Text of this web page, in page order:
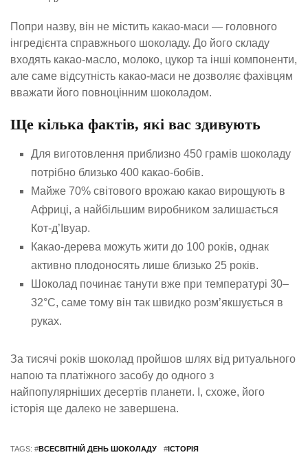
Попри назву, він не містить какао-маси — головного
інгредієнта справжнього шоколаду. До його складу
входять какао-масло, молоко, цукор та інші компоненти,
але саме відсутність какао-маси не дозволяє фахівцям
вважати його повноцінним шоколадом.
Ще кілька фактів, які вас здивують
Для виготовлення приблизно 450 грамів шоколаду
потрібно близько 400 какао-бобів.
Майже 70% світового врожаю какао вирощують в
Африці, а найбільшим виробником залишається
Кот-д’Івуар.
Какао-дерева можуть жити до 100 років, однак
активно плодоносять лише близько 25 років.
Шоколад починає танути вже при температурі 30–
32°C, саме тому він так швидко розм’якшується в
руках.
За тисячі років шоколад пройшов шлях від ритуального
напою та платіжного засобу до одного з
найпопулярніших десертів планети. І, схоже, його
історія ще далеко не завершена.
TAGS: #ВСЕСВІТНІЙ ДЕНЬ ШОКОЛАДУ #ІСТОРІЯ